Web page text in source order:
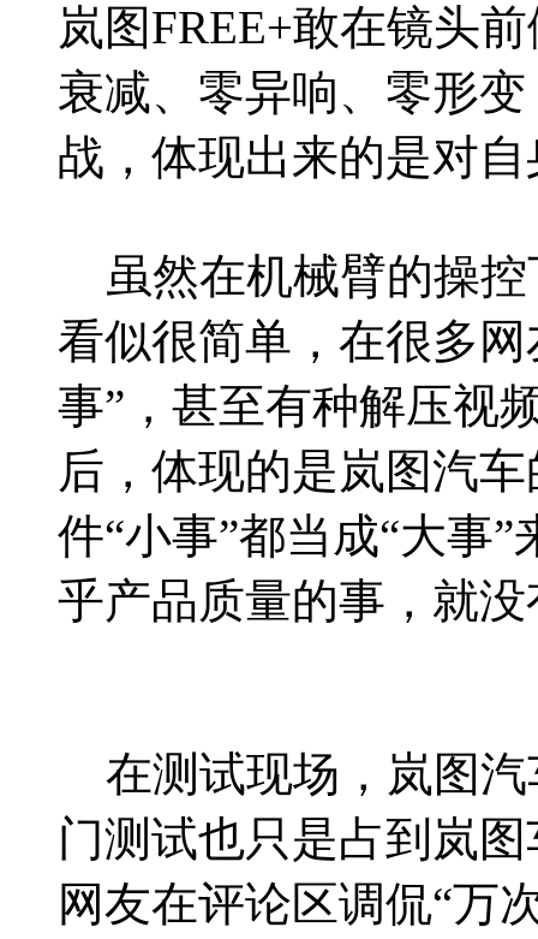
岚图FREE+敢在镜头
衰减、零异响、零形
战，体现出来的是对
虽然在机械臂的操控
看似很简单，在很多
事”，甚至有种解压视
后，体现的是岚图汽
件“小事”都当成“大事
乎产品质量的事，就
在测试现场，岚图汽
门测试也只是占到岚
网友在评论区调侃“万